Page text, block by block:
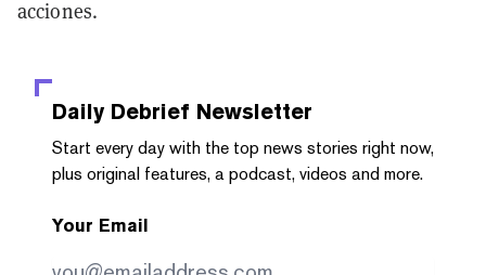
acciones.
Daily Debrief Newsletter
Start every day with the top news stories right now,
plus original features, a podcast, videos and more.
Your Email